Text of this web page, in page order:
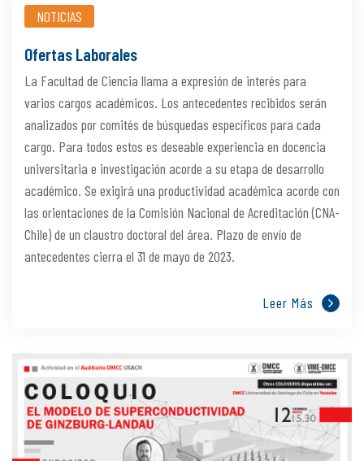
NOTICIAS
Ofertas Laborales
La Facultad de Ciencia llama a expresión de interés para
varios cargos académicos. Los antecedentes recibidos serán
analizados por comités de búsquedas específicos para cada
cargo. Para todos estos es deseable experiencia en docencia
universitaria e investigación acorde a su etapa de desarrollo
académico. Se exigirá una productividad académica acorde con
las orientaciones de la Comisión Nacional de Acreditación (CNA-
Chile) de un claustro doctoral del área. Plazo de envío de
antecedentes cierra el 31 de mayo de 2023.
Leer Más